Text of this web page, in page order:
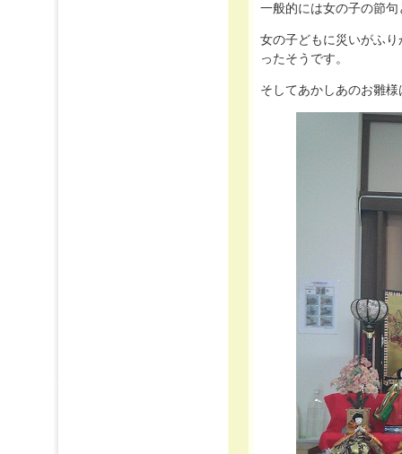
一般的には女の子の節
女の子どもに災いがふ
ったそうです。
そしてあかしあのお雛